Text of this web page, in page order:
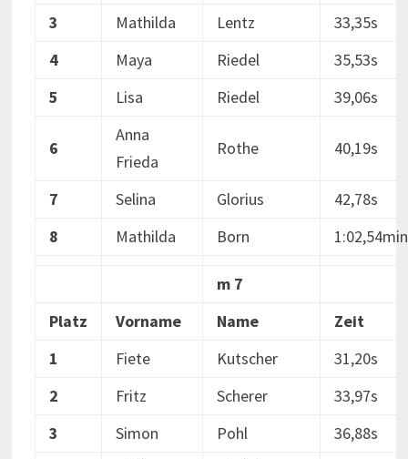
3
Mathilda Lentz
33,35s
4
Maya Riedel
35,53s
5
Lisa Riedel 39,06s
6
Anna
Frieda
Rothe 40,19s
7 Selina Glorius
42,78s
8
Mathilda Born 1:02,54min
m 7
Platz
Vorname Name
Zeit
1
Fiete Kutscher
31,20s
2
Fritz Scherer
33,97s
3
Simon Pohl
36,88s